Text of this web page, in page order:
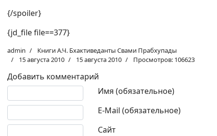
{/spoiler}
{jd_file file==377}
admin
Книги А.Ч. Бхактиведанты Свами Прабхупады
15 августа 2010
15 августа 2010 Просмотров: 106623
Добавить комментарий
Имя (обязательное)
E-Mail (обязательное)
Сайт
Текст комментария